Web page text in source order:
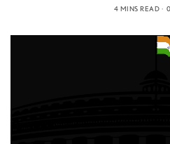
4 MINS READ